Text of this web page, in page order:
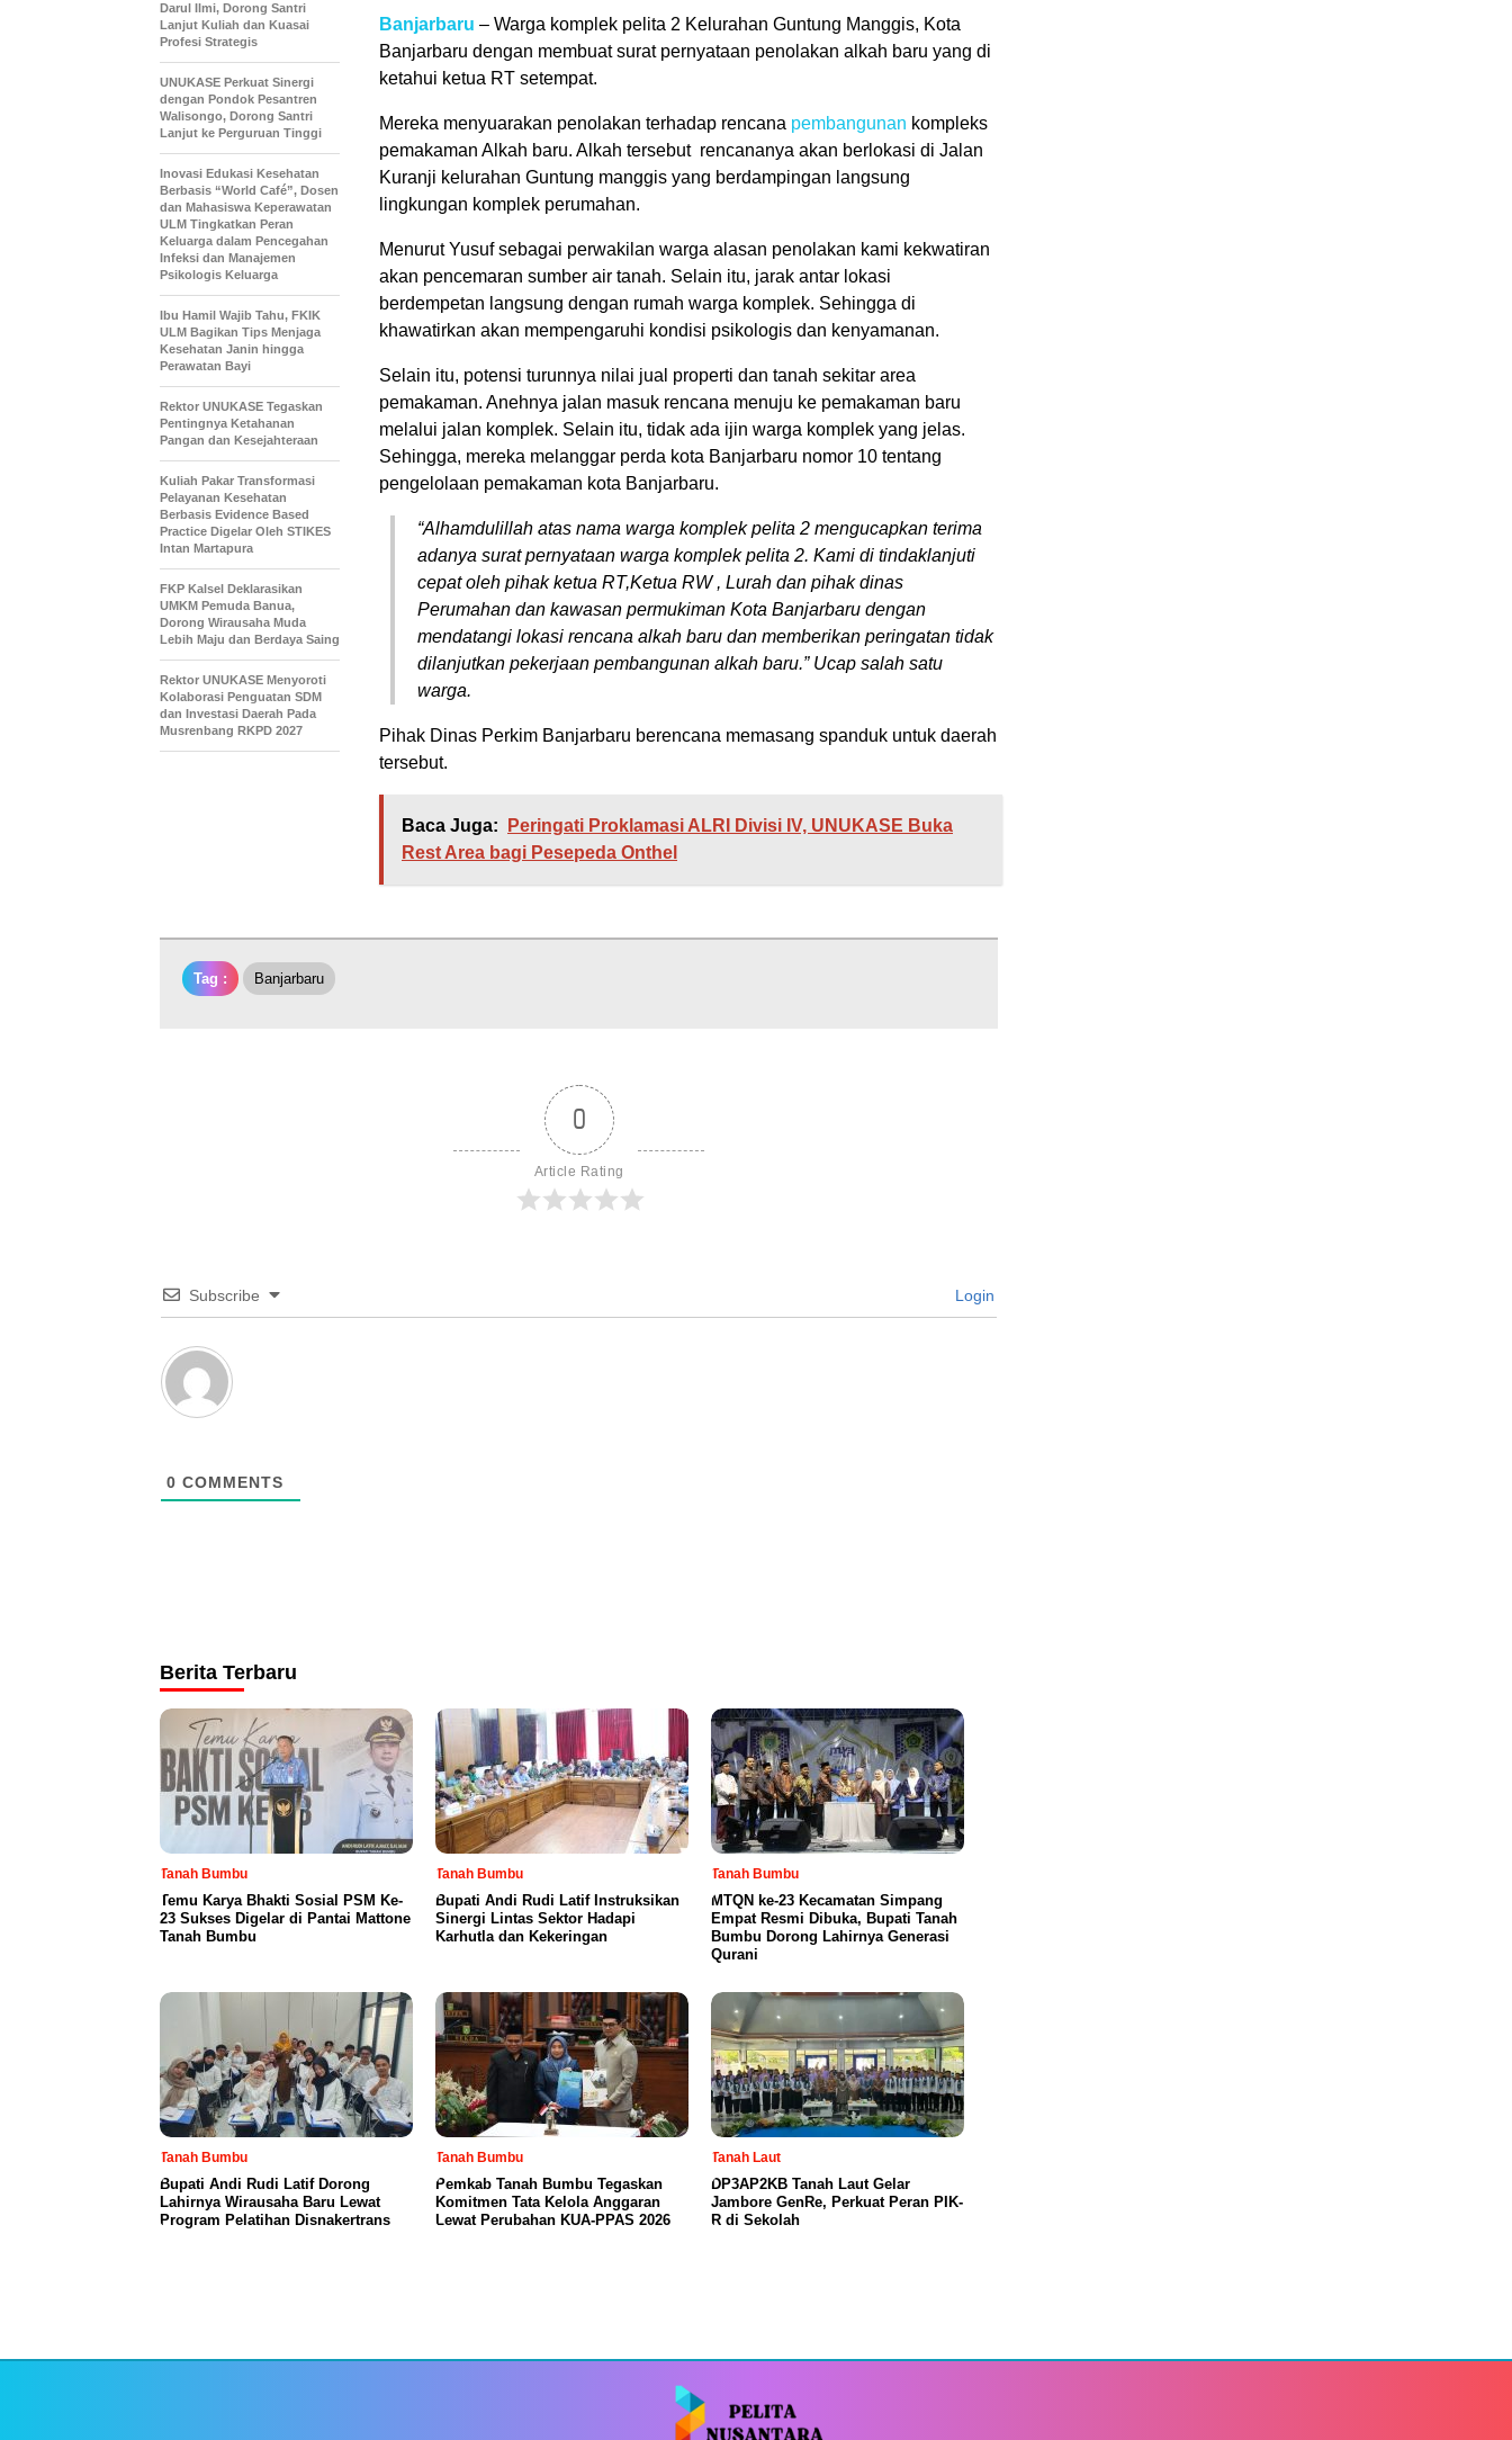
Banjarbaru – Warga komplek pelita 2 Kelurahan Guntung Manggis, Kota
Banjarbaru dengan membuat surat pernyataan penolakan alkah baru yang di
ketahui ketua RT setempat.
Mereka menyuarakan penolakan terhadap rencana pembangunan kompleks
pemakaman Alkah baru. Alkah tersebut rencananya akan berlokasi di Jalan
Kuranji kelurahan Guntung manggis yang berdampingan langsung
lingkungan komplek perumahan.
Menurut Yusuf sebagai perwakilan warga alasan penolakan kami kekwatiran
akan pencemaran sumber air tanah. Selain itu, jarak antar lokasi
berdempetan langsung dengan rumah warga komplek. Sehingga di
khawatirkan akan mempengaruhi kondisi psikologis dan kenyamanan.
Selain itu, potensi turunnya nilai jual properti dan tanah sekitar area
pemakaman. Anehnya jalan masuk rencana menuju ke pemakaman baru
melalui jalan komplek. Selain itu, tidak ada ijin warga komplek yang jelas.
Sehingga, mereka melanggar perda kota Banjarbaru nomor 10 tentang
pengelolaan pemakaman kota Banjarbaru.
“Alhamdulillah atas nama warga komplek pelita 2 mengucapkan terima
adanya surat pernyataan warga komplek pelita 2. Kami di tindaklanjuti
cepat oleh pihak ketua RT,Ketua RW , Lurah dan pihak dinas
Perumahan dan kawasan permukiman Kota Banjarbaru dengan
mendatangi lokasi rencana alkah baru dan memberikan peringatan tidak
dilanjutkan pekerjaan pembangunan alkah baru.” Ucap salah satu
warga.
Pihak Dinas Perkim Banjarbaru berencana memasang spanduk untuk daerah
tersebut.
Baca Juga:
Peringati Proklamasi ALRI Divisi IV, UNUKASE Buka
Rest Area bagi Pesepeda Onthel
Darul Ilmi, Dorong Santri
Lanjut Kuliah dan Kuasai
Profesi Strategis
UNUKASE Perkuat Sinergi
dengan Pondok Pesantren
Walisongo, Dorong Santri
Lanjut ke Perguruan Tinggi
Inovasi Edukasi Kesehatan
Berbasis “World Café”, Dosen
dan Mahasiswa Keperawatan
ULM Tingkatkan Peran
Keluarga dalam Pencegahan
Infeksi dan Manajemen
Psikologis Keluarga
Ibu Hamil Wajib Tahu, FKIK
ULM Bagikan Tips Menjaga
Kesehatan Janin hingga
Perawatan Bayi
Rektor UNUKASE Tegaskan
Pentingnya Ketahanan
Pangan dan Kesejahteraan
Kuliah Pakar Transformasi
Pelayanan Kesehatan
Berbasis Evidence Based
Practice Digelar Oleh STIKES
Intan Martapura
FKP Kalsel Deklarasikan
UMKM Pemuda Banua,
Dorong Wirausaha Muda
Lebih Maju dan Berdaya Saing
Rektor UNUKASE Menyoroti
Kolaborasi Penguatan SDM
dan Investasi Daerah Pada
Musrenbang RKPD 2027
Tag : Banjarbaru
0
Article Rating
Subscribe Login
0 COMMENTS
Berita Terbaru
Tanah Bumbu
Temu Karya Bhakti Sosial PSM Ke-
23 Sukses Digelar di Pantai Mattone
Tanah Bumbu
Tanah Bumbu
Bupati Andi Rudi Latif Instruksikan
Sinergi Lintas Sektor Hadapi
Karhutla dan Kekeringan
Tanah Bumbu
MTQN ke-23 Kecamatan Simpang
Empat Resmi Dibuka, Bupati Tanah
Bumbu Dorong Lahirnya Generasi
Qurani
Tanah Bumbu
Bupati Andi Rudi Latif Dorong
Lahirnya Wirausaha Baru Lewat
Program Pelatihan Disnakertrans
Tanah Bumbu
Pemkab Tanah Bumbu Tegaskan
Komitmen Tata Kelola Anggaran
Lewat Perubahan KUA-PPAS 2026
Tanah Laut
DP3AP2KB Tanah Laut Gelar
Jambore GenRe, Perkuat Peran PIK-
R di Sekolah